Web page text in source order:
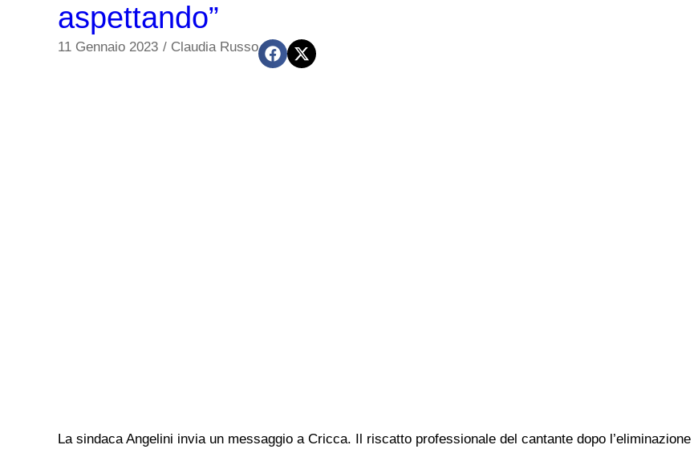
aspettando”
11 Gennaio 2023 / Claudia Russo
La sindaca Angelini invia un messaggio a Cricca. Il riscatto professionale del cantante dopo l’eliminazione